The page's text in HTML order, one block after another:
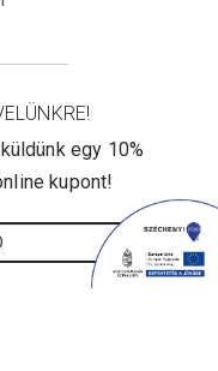
egy 10%
kupont!